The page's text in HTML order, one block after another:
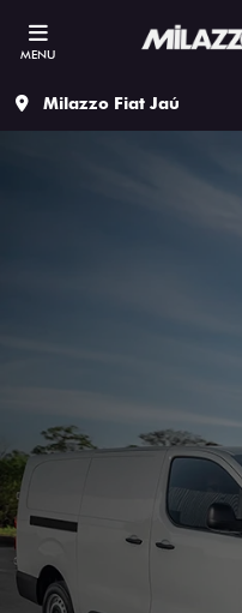
MENU
Milazzo Fiat Jaú
ESTOU
Preferência de contato: